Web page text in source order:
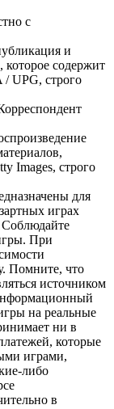
с
и
которое содержит
UPG, строго
Images, строго
для
играх
Соблюдайте
При
Помните, что
источником
на реальные
ни в
которые
играми,
либо
в